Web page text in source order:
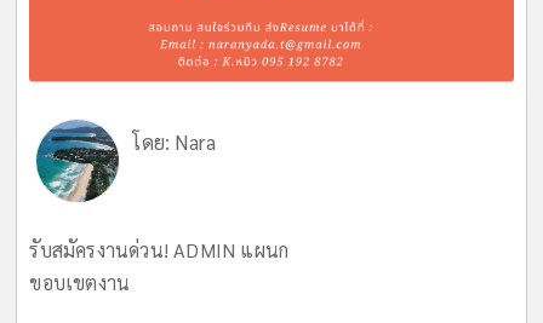
โดย: Nara
รับสมัครงานด่วน! ADMIN แผนก
ขอบเขตงาน